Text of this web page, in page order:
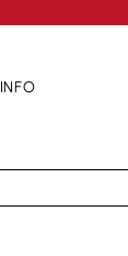
INFO